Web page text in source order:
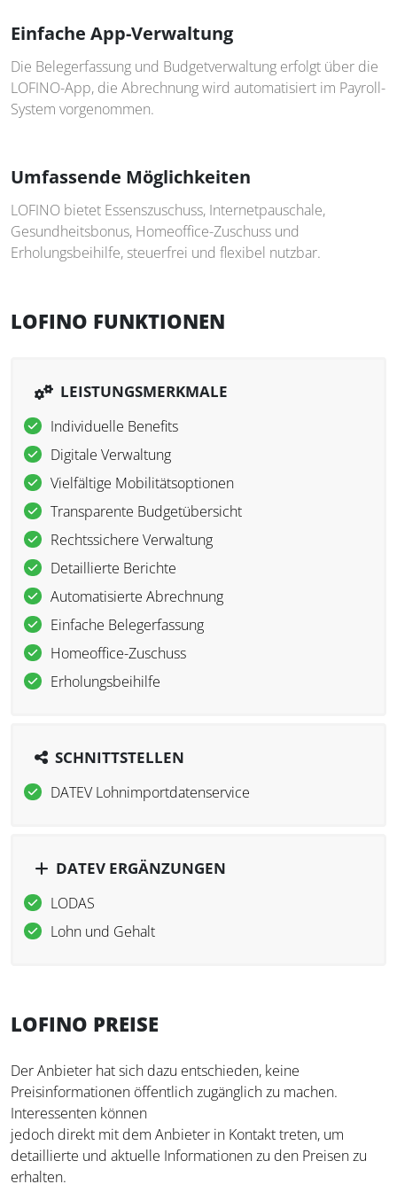
Einfache App-Verwaltung
Die Belegerfassung und Budgetverwaltung erfolgt über die
LOFINO-App, die Abrechnung wird automatisiert im Payroll-
System vorgenommen.
Umfassende Möglichkeiten
LOFINO bietet Essenszuschuss, Internetpauschale,
Gesundheitsbonus, Homeoffice-Zuschuss und
Erholungsbeihilfe, steuerfrei und flexibel nutzbar.
LOFINO FUNKTIONEN
LEISTUNGSMERKMALE
Individuelle Benefits
Digitale Verwaltung
Vielfältige Mobilitätsoptionen
Transparente Budgetübersicht
Rechtssichere Verwaltung
Detaillierte Berichte
Automatisierte Abrechnung
Einfache Belegerfassung
Homeoffice-Zuschuss
Erholungsbeihilfe
SCHNITTSTELLEN
DATEV Lohnimportdatenservice
DATEV ERGÄNZUNGEN
LODAS
Lohn und Gehalt
LOFINO PREISE
Der Anbieter hat sich dazu entschieden, keine
Preisinformationen öffentlich zugänglich zu machen.
Interessenten können
jedoch direkt mit dem Anbieter in Kontakt treten, um
detaillierte und aktuelle Informationen zu den Preisen zu
erhalten.